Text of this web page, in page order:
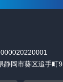
岡市葵区追手町